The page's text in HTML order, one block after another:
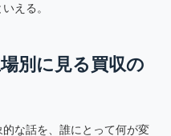
える。
別に見る買収の
的な話を、誰にとって何が変